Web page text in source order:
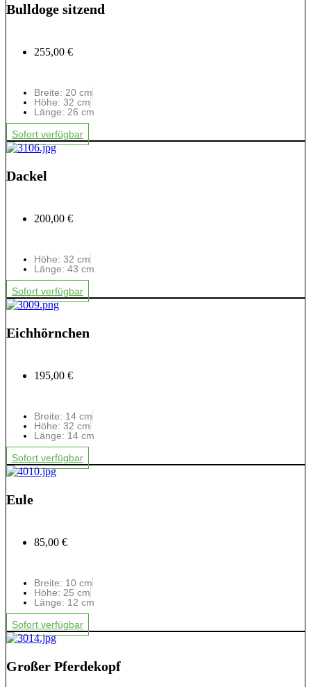
Bulldoge sitzend
255,00 €
Breite: 20 cm
Höhe: 32 cm
Länge: 26 cm
Sofort verfügbar
Dackel
200,00 €
Höhe: 32 cm
Länge: 43 cm
Sofort verfügbar
Eichhörnchen
195,00 €
Breite: 14 cm
Höhe: 32 cm
Länge: 14 cm
Sofort verfügbar
Eule
85,00 €
Breite: 10 cm
Höhe: 25 cm
Länge: 12 cm
Sofort verfügbar
Großer Pferdekopf